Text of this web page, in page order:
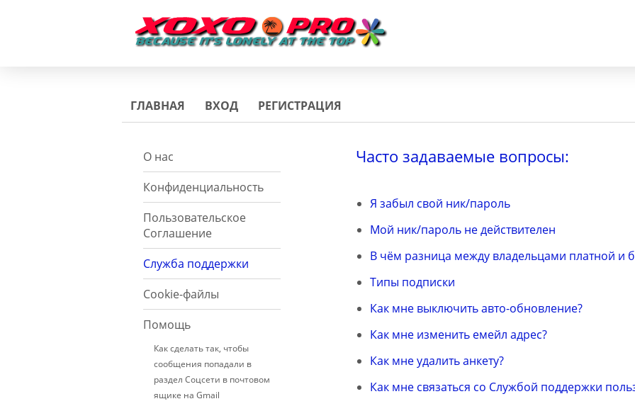
ГЛАВНАЯ ВХОД РЕГИСТРАЦИЯ
О нас
Конфиденциальность
Пользовательское
Соглашение
Служба поддержки
Cookie-файлы
Помощь
Как сделать так, чтобы
сообщения попадали в
раздел Соцсети в почтовом
ящике на Gmail
Часто задаваемые вопросы:
Я забыл свой ник/пароль
Мой ник/пароль не действителен
В чём разница между владельцами платной и
Типы подписки
Как мне выключить авто-обновление?
Как мне изменить емейл адрес?
Как мне удалить анкету?
Как мне связаться со Службой поддержки